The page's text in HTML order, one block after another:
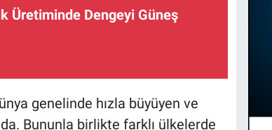
Üretiminde Dengeyi Güneş
genelinde hızla büyüyen ve
Bununla birlikte farklı ülkelerde